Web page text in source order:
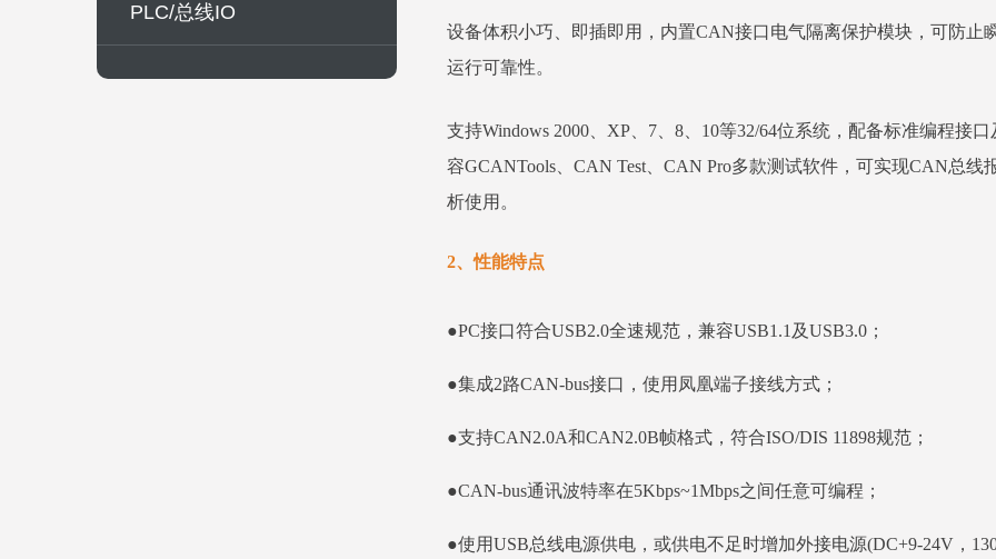
PLC/总线IO
设备体积小巧、即插即用，内置CAN接口电气隔离保护模块，可防止
运行可靠性。
支持Windows 2000、XP、7、8、10等32/64位系统，配备标准编程接
容GCANTools、CAN Test、CAN Pro多款测试软件，可实现CAN总
析使用。
2、性能特点
●PC接口符合USB2.0全速规范，兼容USB1.1及USB3.0；
●集成2路CAN-bus接口，使用凤凰端子接线方式；
●支持CAN2.0A和CAN2.0B帧格式，符合ISO/DIS 11898规范；
●CAN-bus通讯波特率在5Kbps~1Mbps之间任意可编程；
●使用USB总线电源供电，或供电不足时增加外接电源(DC+9-24V，